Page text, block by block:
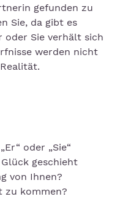
gefunden zu
Sie, da gibt es
oder Sie verhält sich
werden nicht
oder „Sie“
geschieht
von Ihnen?
zu kommen?